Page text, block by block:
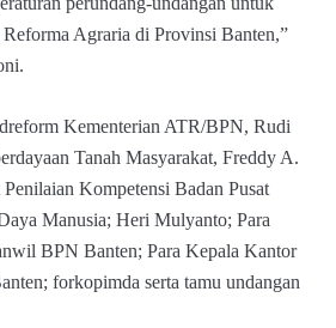
Agraria di Provinsi Banten,”
Kementerian ATR/BPN, Rudi
Tanah Masyarakat, Freddy A.
Kompetensi Badan Pusat
Manusia; Heri Mulyanto; Para
BPN Banten; Para Kepala Kantor
forkopimda serta tamu undangan